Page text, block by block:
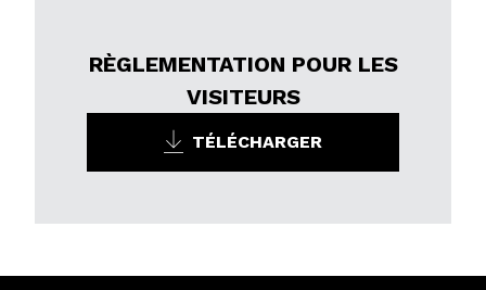
RÈGLEMENTATION POUR LES
VISITEURS
TÉLÉCHARGER